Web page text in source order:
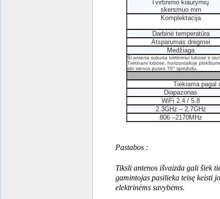
Tvirtinimo kiaurymių
skersmuo mm
Komplektacija
Darbinė temperatūra
Atsparumas drėgmei
Medžiaga
Ši antena sukurta tvirtinimui lubose ir
Tvirtinant lubose, horizontalioje
abi sienos puses 70° spinduliu.
Tiekiama pagal
Diapazonas
WiFi 2.4 / 5.8
2.3GHz – 2.7GHz
806 –2170MHz
Pastabos :
Tiksli antenos išvaizda gali šiek
gamintojas pasilieka teisę keisti
elektrinėms savybėms.